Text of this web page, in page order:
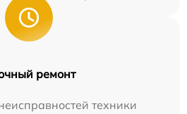
ремонт
техники